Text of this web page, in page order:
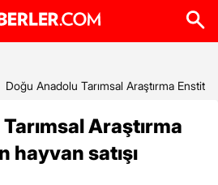
Doğu Anadolu Tarımsal Araştırma
Araştırma
satışı